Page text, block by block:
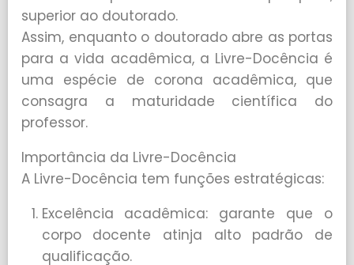
superior ao doutorado.
Assim, enquanto o doutorado abre as portas
para a vida acadêmica, a Livre-Docência é
uma espécie de corona acadêmica, que
consagra a maturidade científica do
professor.
Importância da Livre-Docência
A Livre-Docência tem funções estratégicas:
Excelência acadêmica: garante que o
corpo docente atinja alto padrão de
qualificação.